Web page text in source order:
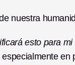
nuestra
esto para
en